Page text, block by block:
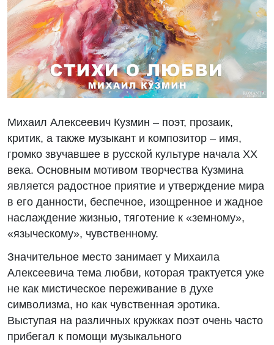
Михаил Алексеевич Кузмин – поэт, прозаик,
критик, а также музыкант и композитор – имя,
громко звучавшее в русской культуре начала XX
века. Основным мотивом творчества Кузмина
является радостное приятие и утверждение мира
в его данности, беспечное, изощренное и жадное
наслаждение жизнью, тяготение к «земному»,
«языческому», чувственному.
Значительное место занимает у Михаила
Алексеевича тема любви, которая трактуется уже
не как мистическое переживание в духе
символизма, но как чувственная эротика.
Выступая на различных кружках поэт очень часто
прибегал к помощи музыкального